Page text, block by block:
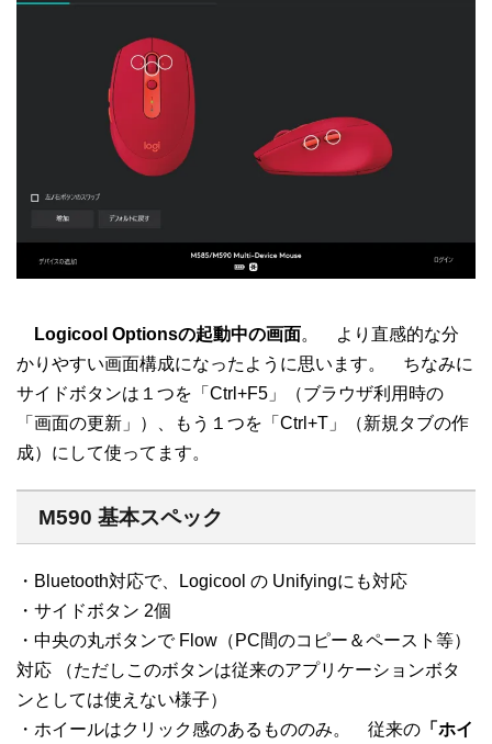
Logicool Optionsの起動中の画面。 より直感的な分
かりやすい画面構成になったように思います。 ちなみに
サイドボタンは１つを「Ctrl+F5」（ブラウザ利用時の
「画面の更新」）、もう１つを「Ctrl+T」（新規タブの作
成）にして使ってます。
M590 基本スペック
・Bluetooth対応で、Logicool の Unifyingにも対応
・サイドボタン 2個
・中央の丸ボタンで Flow（PC間のコピー＆ペースト等）
対応 （ただしこのボタンは従来のアプリケーションボタ
ンとしては使えない様子）
・ホイールはクリック感のあるもののみ。 従来の 「ホイ